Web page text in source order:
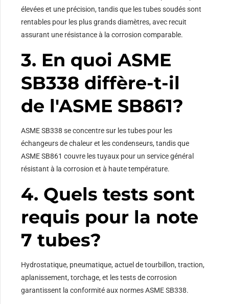
élevées et une précision, tandis que les tubes soudés sont
rentables pour les plus grands diamètres, avec recuit
assurant une résistance à la corrosion comparable.
3. En quoi ASME
SB338 diffère-t-il
de l'ASME SB861?
ASME SB338 se concentre sur les tubes pour les
échangeurs de chaleur et les condenseurs, tandis que
ASME SB861 couvre les tuyaux pour un service général
résistant à la corrosion et à haute température.
4. Quels tests sont
requis pour la note
7 tubes?
Hydrostatique, pneumatique, actuel de tourbillon, traction,
aplanissement, torchage, et les tests de corrosion
garantissent la conformité aux normes ASME SB338.